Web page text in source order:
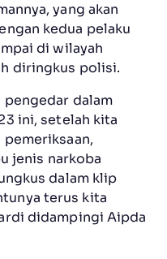
yang akan
kedua pelaku
di wilayah
diringkus polisi.
pengedar dalam
ini, setelah kita
jenis narkoba
dalam klip
terus kita
didampingi Aipda